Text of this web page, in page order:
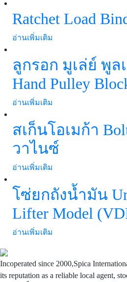
Ratchet Load
อ่านเพิ่มเติม
ลูกรอก มูเล่ย์ พูล
Hand Pulley
อ่านเพิ่มเติม
สเก็นโอเมก้า
วาไนซ์
อ่านเพิ่มเติม
โซ่ยกถังน้ำมัน
Lifter Model
อ่านเพิ่มเติม
Incoperated since 2000,Spica
its reputation as a reliable local agent,